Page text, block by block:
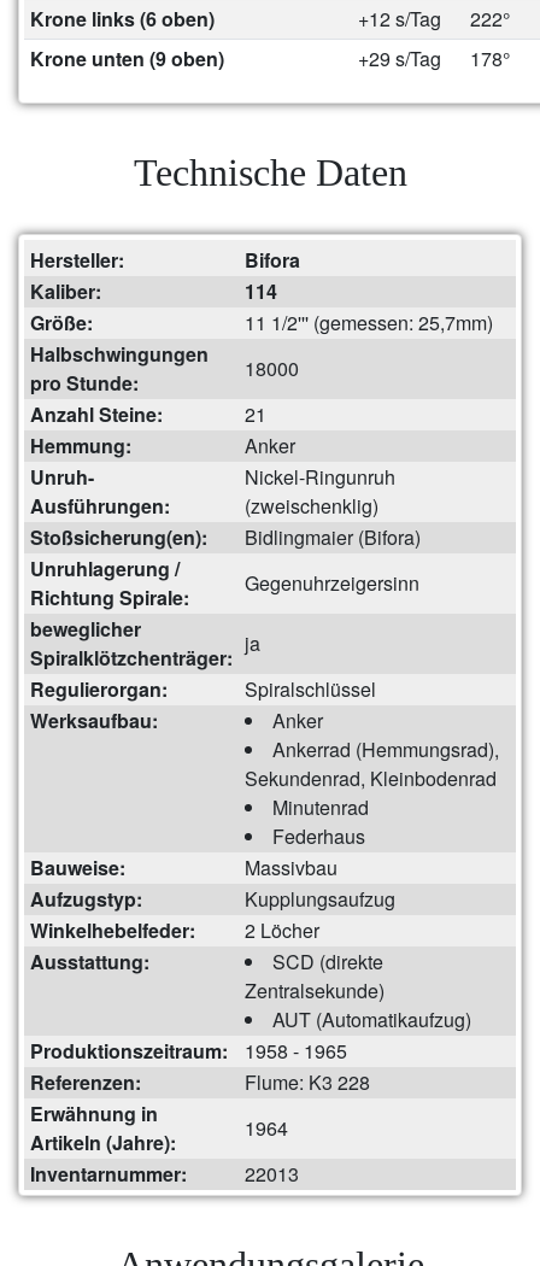
Krone links (6 oben)
+12 s/Tag
222°
Krone unten (9 oben)
+29 s/Tag 178°
Technische Daten
Hersteller:
Bifora
Kaliber:
114
Größe:
11 1/2''' (gemessen: 25,7mm)
Halbschwingungen
pro Stunde:
18000
Anzahl Steine:
21
Hemmung:
Anker
Unruh-
Ausführungen:
Nickel-Ringunruh
(zweischenklig)
Stoßsicherung(en):
Bidlingmaier (Bifora)
Unruhlagerung /
Richtung Spirale:
Gegenuhrzeigersinn
beweglicher
Spiralklötzchenträger:
ja
Regulierorgan:
Spiralschlüssel
Werksaufbau:
Anker
Ankerrad (Hemmungsrad),
Sekundenrad, Kleinbodenrad
Minutenrad
Federhaus
Bauweise:
Massivbau
Aufzugstyp:
Kupplungsaufzug
Winkelhebelfeder:
2 Löcher
Ausstattung:
SCD (direkte
Zentralsekunde)
AUT (Automatikaufzug)
Produktionszeitraum:
1958 - 1965
Referenzen:
Flume: K3 228
Erwähnung in
Artikeln (Jahre):
1964
Inventarnummer:
22013